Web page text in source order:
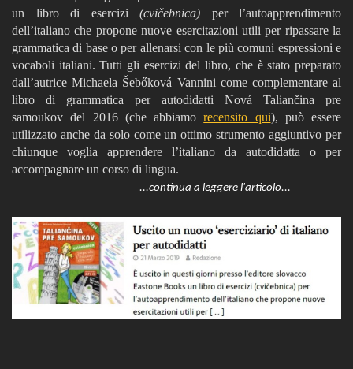
un libro di esercizi (cvičebnica) per l’autoapprendimento
dell’italiano che propone nuove esercitazioni utili per ripassare la
grammatica di base o per allenarsi con le più comuni espressioni e
vocaboli italiani. Tutti gli esercizi del libro, che è stato preparato
dall’autrice Michaela Šebőková Vannini come complementare al
libro di grammatica per autodidatti Nová Taliančina pre
samoukov del 2016 (che abbiamorecensito qui), può essere
utilizzato anche da solo come un ottimo strumento aggiuntivo per
chiunque voglia apprendere l’italiano da autodidatta o per
accompagnare un corso di lingua.
...continua a leggere l'articolo...